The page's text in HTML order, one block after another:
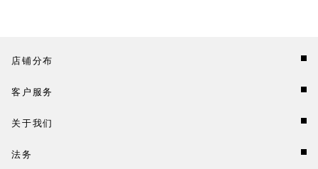
店铺分布
客户服务
关于我们
法务